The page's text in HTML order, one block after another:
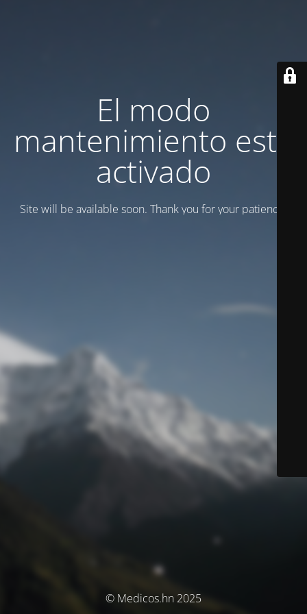
El modo
mantenimiento está
activado
Site will be available soon. Thank you for your patience!
© Medicos.hn 2025